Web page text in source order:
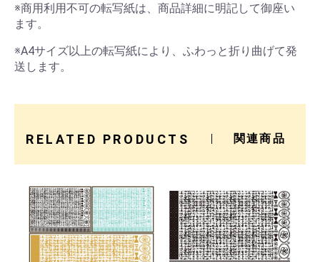
※商用利用不可の転写紙は、商品詳細に明記して御座い
ます。
※A4サイズ以上の転写紙により、ふわっと折り曲げて発
送します。
RELATED PRODUCTS 関連商品